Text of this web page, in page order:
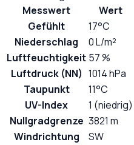
Messwert
Wert
Gefühlt
17°C
Niederschlag
0 L/m²
Luftfeuchtigkeit 57 %
Luftdruck (NN) 1014 hPa
Taupunkt
11°C
UV-Index
1 (niedrig)
Nullgradgrenze 3821 m
Windrichtung
SW